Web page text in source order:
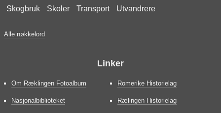
Skogbruk Skoler Transport Utvandrere
Alle nøkkelord
Linker
Om Ræklingen Fotoalbum
Nasjonalbiblioteket
Romerike Historielag
Rælingen Historielag